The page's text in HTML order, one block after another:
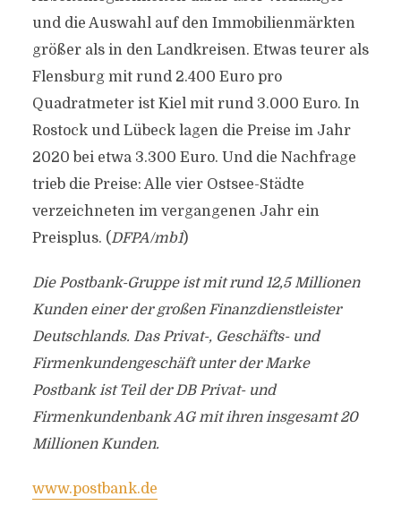
und die Auswahl auf den Immobilienmärkten
größer als in den Landkreisen. Etwas teurer als
Flensburg mit rund 2.400 Euro pro
Quadratmeter ist Kiel mit rund 3.000 Euro. In
Rostock und Lübeck lagen die Preise im Jahr
2020 bei etwa 3.300 Euro. Und die Nachfrage
trieb die Preise: Alle vier Ostsee-Städte
verzeichneten im vergangenen Jahr ein
Preisplus. (DFPA/mb1)
Die Postbank-Gruppe ist mit rund 12,5 Millionen
Kunden einer der großen Finanzdienstleister
Deutschlands. Das Privat-, Geschäfts- und
Firmenkundengeschäft unter der Marke
Postbank ist Teil der DB Privat- und
Firmenkundenbank AG mit ihren insgesamt 20
Millionen Kunden.
www.postbank.de